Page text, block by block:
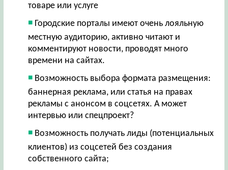
товаре или услуге
Городские порталы имеют очень лояльную
местную аудиторию, активно читают и
комментируют новости, проводят много
времени на сайтах.
Возможность выбора формата размещения:
баннерная реклама, или статья на правах
рекламы с анонсом в соцсетях. А может
интервью или спецпроект?
Возможность получать лиды (потенциальных
клиентов) из соцсетей без создания
собственного сайта;